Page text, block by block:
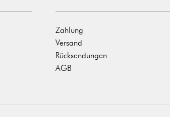
Zahlung
Versand
Rücksendungen
AGB